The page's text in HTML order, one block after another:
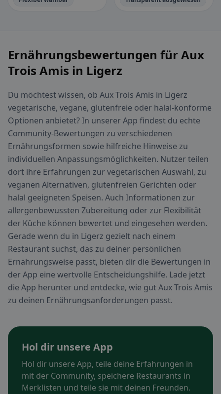
Ernährungsbewertungen für Aux
Trois Amis in Ligerz
Du möchtest wissen, ob Aux Trois Amis in Ligerz
vegetarische, vegane, glutenfreie oder halal-konforme
Optionen anbietet? In unserer App findest du echte
Community-Bewertungen zu verschiedenen
Ernährungsformen sowie hilfreiche Hinweise zu
individuellen Anpassungsmöglichkeiten. Nutzer teilen
dort ihre Erfahrungen zur vegetarischen Auswahl, zu
veganen Alternativen, glutenfreien Gerichten oder
halal geeigneten Speisen. Auch Informationen zur
allergenbewussten Zubereitung oder zur Flexibilität
der Küche können bewertet und eingesehen werden.
Gerade wenn du in Ligerz gezielt nach einem
Restaurant suchst, das zu deiner persönlichen
Ernährungsweise passt, bieten dir die Bewertungen in
der App eine wertvolle Entscheidungshilfe. Lade jetzt
die App herunter und entdecke, wie gut Aux Trois Amis
zu deinen Ernährungsanforderungen passt.
Hol dir unsere App
Hol dir unsere App, teile deine Erfahrungen in
mit der Community, speichere Restaurants in
Merklisten und teile sie mit deinen Freunden.